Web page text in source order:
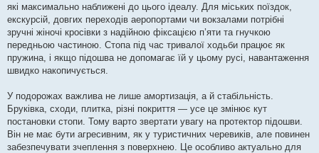
які максимально наближені до цього ідеалу. Для міських поїздок,
екскурсій, довгих переходів аеропортами чи вокзалами потрібні
зручні жіночі кросівки з надійною фіксацією п’яти та гнучкою
передньою частиною. Стопа під час тривалої ходьби працює як
пружина, і якщо підошва не допомагає їй у цьому русі, навантаження
швидко накопичується.
У подорожах важлива не лише амортизація, а й стабільність.
Бруківка, сходи, плитка, різні покриття — усе це змінює кут
постановки стопи. Тому варто звертати увагу на протектор підошви.
Він не має бути агресивним, як у туристичних черевиків, але повинен
забезпечувати зчеплення з поверхнею. Це особливо актуально для